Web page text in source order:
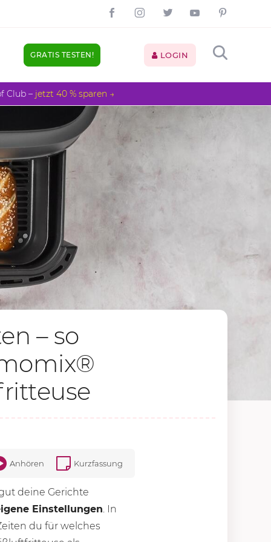
GRATIS TESTEN! LOGIN
Club – jetzt 40 % sparen →
– so
Anhören Kurzfassung
deine Gerichte
Einstellungen . In
du für welches